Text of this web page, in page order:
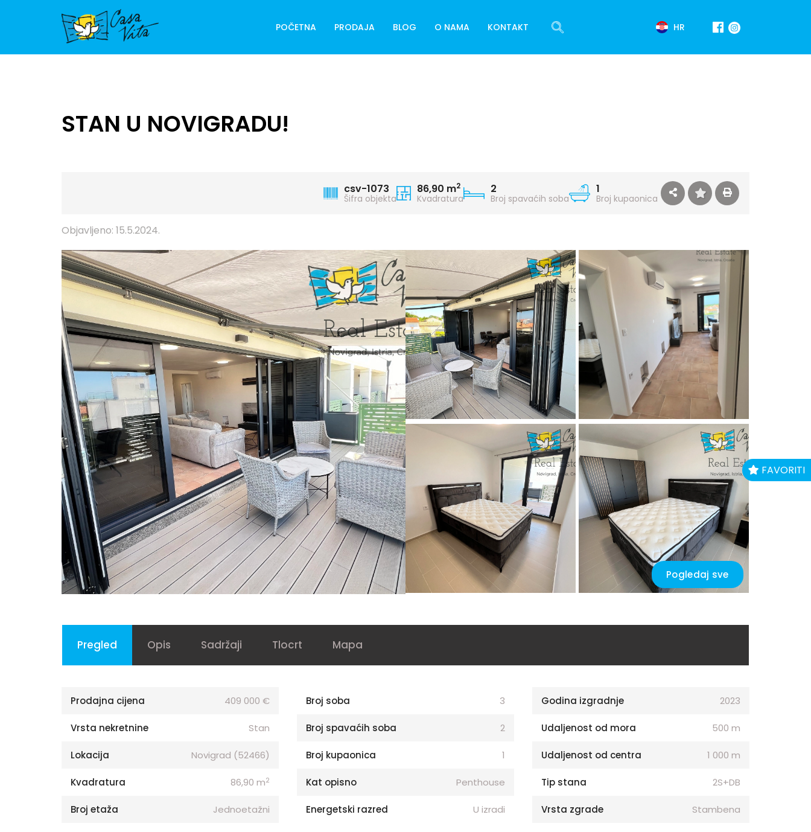
FAVORITI
POČETNA PRODAJA BLOG O NAMA KONTAKT HR
STAN U NOVIGRADU!
csv-1073
Šifra objekta
86,90 m2
Kvadratura
2
Broj spavaćih soba
1
Broj kupaonica
Objavljeno: 15.5.2024.
Pogledaj sve
Pregled Opis Sadržaji Tlocrt Mapa
Prodajna cijena 409 000 € Broj soba 3 Godina izgradnje 2023
Vrsta nekretnine Stan Broj spavaćih soba 2 Udaljenost od mora 500 m
Lokacija Novigrad (52466) Broj kupaonica 1 Udaljenost od centra 1 000 m
Kvadratura 86,90 m2 Kat opisno Penthouse Tip stana 2S+DB
Broj etaža Jednoetažni Energetski razred U izradi Vrsta zgrade Stambena